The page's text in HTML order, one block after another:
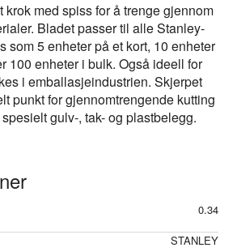
krok med spiss for å trenge gjennom
Bladet passer til alle Stanley-
som 5 enheter på et kort, 10 enheter
100 enheter i bulk. Også ideell for
i emballasjeindustrien. Skjerpet
punkt for gjennomtrengende kutting
gulv-, tak- og plastbelegg.
0.34
STANLEY